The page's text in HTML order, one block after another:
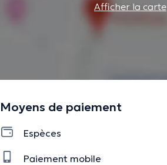
Afficher la carte
Moyens de paiement
Espèces
Paiement mobile